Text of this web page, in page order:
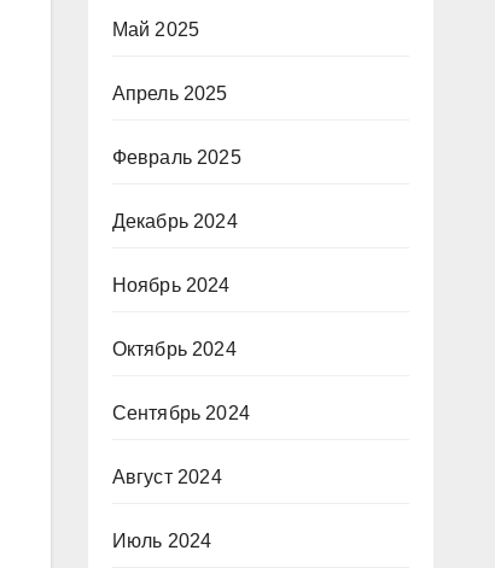
Май 2025
Апрель 2025
Февраль 2025
Декабрь 2024
Ноябрь 2024
Октябрь 2024
Сентябрь 2024
Август 2024
Июль 2024